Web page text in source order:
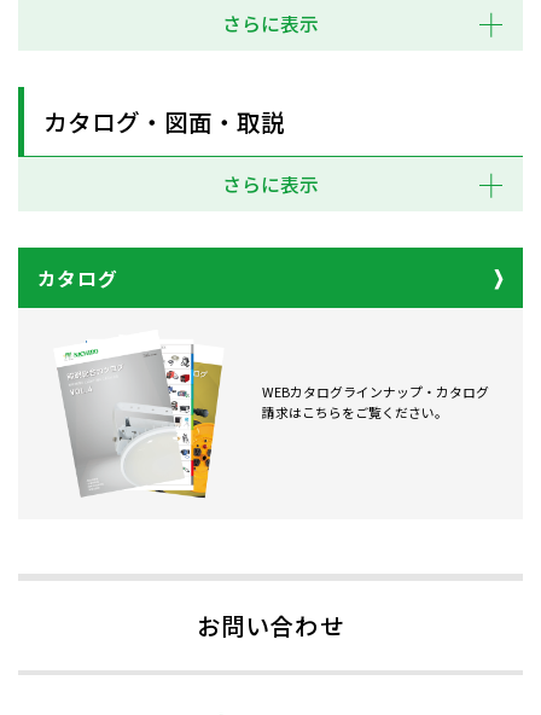
さらに表示
カタログ・図面・取説
さらに表示
カタログ
WEBカタログラインナップ・カタログ
請求はこちらをご覧ください。
お問い合わせ